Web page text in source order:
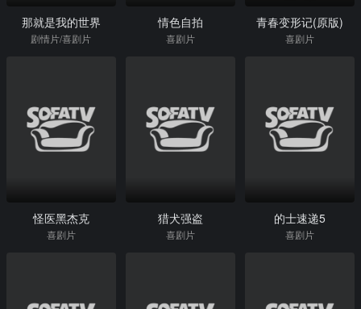
那就是我的世界
剧情片/喜剧片
情色自拍
喜剧片
青春变形记(原版)
喜剧片
怪医黑杰克
喜剧片
猎犬强盗
喜剧片
的士速递5
喜剧片